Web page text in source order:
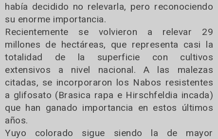
había decidido no relevarla, pero reconociendo
su enorme importancia.
Recientemente se volvieron a relevar 29
millones de hectáreas, que representa casi la
totalidad de la superficie con cultivos
extensivos a nivel nacional. A las malezas
citadas, se incorporaron los Nabos resistentes
a glifosato (Brasica rapa e Hirschfeldia incada)
que han ganado importancia en estos últimos
años.
Yuyo colorado sigue siendo la de mayor